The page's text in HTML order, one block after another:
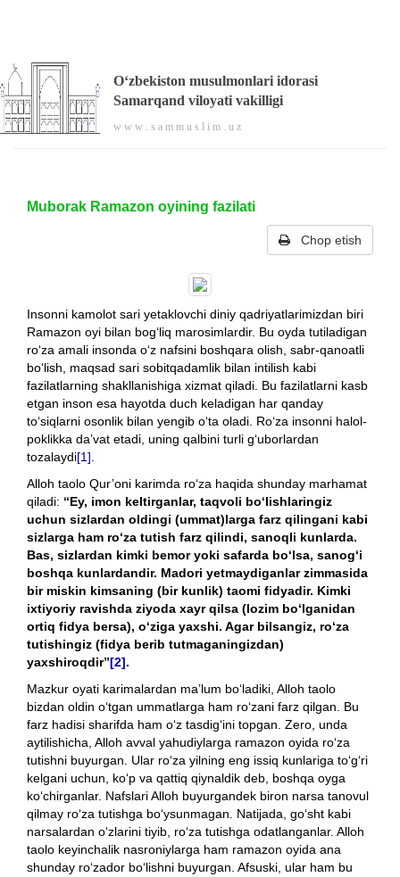
O‘zbekiston musulmonlari idorasi
Samarqand viloyati vakilligi
w w w . s a m m u s l i m . u z
Muborak Ramazon oyining fazilati
Chop etish
Insonni kamolot sari yetaklovchi diniy qadriyatlarimizdan biri
Ramazon oyi bilan bog‘liq marosimlardir. Bu oyda tutiladigan
ro‘za amali insonda o‘z nafsini boshqara olish, sabr-qanoatli
bo‘lish, maqsad sari sobitqadamlik bilan intilish kabi
fazilatlarning shakllanishiga xizmat qiladi. Bu fazilatlarni kasb
etgan inson esa hayotda duch keladigan har qanday
to‘siqlarni osonlik bilan yengib o‘ta oladi. Ro‘za insonni halol-
poklikka da’vat etadi, uning qalbini turli g‘uborlardan
tozalaydi[1]
Alloh taolo Qur’oni karimda ro‘za haqida shunday marhamat
qiladi: “Ey, imon keltirganlar, taqvoli bo‘lishlaringiz
uchun sizlardan oldingi (ummat)larga farz qilingani kabi
sizlarga ham ro‘za tutish farz qilindi, sanoqli kunlarda.
Bas, sizlardan kimki bemor yoki safarda bo‘lsa, sanog‘i
boshqa kunlardandir. Madori yetmaydiganlar zimmasida
bir miskin kimsaning (bir kunlik) taomi fidyadir. Kimki
ixtiyoriy ravishda ziyoda xayr qilsa (lozim bo‘lganidan
ortiq fidya bersa), o‘ziga yaxshi. Agar bilsangiz, ro‘za
tutishingiz (fidya berib tutmaganingizdan)
yaxshiroqdir”[2].
Mazkur oyati karimalardan ma’lum bo‘ladiki, Alloh taolo
bizdan oldin o‘tgan ummatlarga ham ro‘zani farz qilgan. Bu
farz hadisi sharifda ham o‘z tasdig‘ini topgan. Zero, unda
aytilishicha, Alloh avval yahudiylarga ramazon oyida ro‘za
tutishni buyurgan. Ular ro‘za yilning eng issiq kunlariga to‘g‘ri
kelgani uchun, ko‘p va qattiq qiynaldik deb, boshqa oyga
ko‘chirganlar. Nafslari Alloh buyurgandek biron narsa tanovul
qilmay ro‘za tutishga bo‘ysunmagan. Natijada, go‘sht kabi
narsalardan o‘zlarini tiyib, ro‘za tutishga odatlanganlar. Alloh
taolo keyinchalik nasroniylarga ham ramazon oyida ana
shunday ro‘zador bo‘lishni buyurgan. Afsuski, ular ham bu